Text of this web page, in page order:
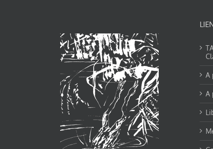
A
A